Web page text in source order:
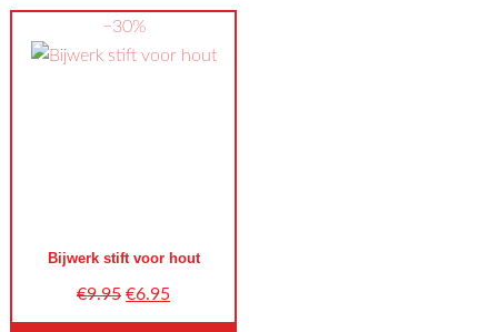
−30%
Bijwerk stift voor hout
€9.95 Oorspronkelijke
prijs
€6.95Huidige
prijs